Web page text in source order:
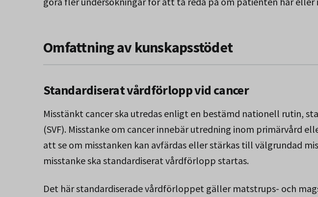
Omfattning av kunskapsstödet
Standardiserat vårdförlopp vid cancer
Misstänkt cancer ska utredas enligt en bestämd nationell rutin,
(SVF). Misstanke om cancer innebär utredning inom primärvård
att se om misstanken kan avfärdas eller stärkas till välgrundad
misstanke ska standardiserat vårdförlopp startas.
Det här standardiserade vårdförloppet gäller matstrups- och